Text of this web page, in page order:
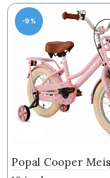
-9%
Popal Cooper